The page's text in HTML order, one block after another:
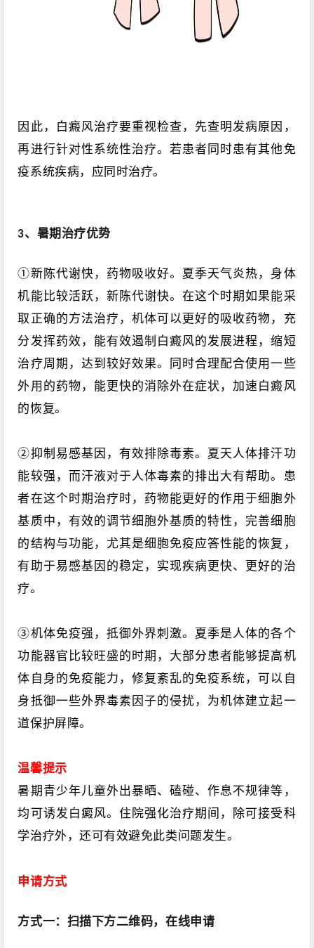
因此，白癜风治疗要重视检查，先查明发病原因，
再进行针对性系统性治疗。若患者同时患有其他免
疫系统疾病，应同时治疗。
3、暑期治疗优势
①新陈代谢快，药物吸收好。夏季天气炎热，身体
机能比较活跃，新陈代谢快。在这个时期如果能采
取正确的方法治疗，机体可以更好的吸收药物，充
分发挥药效，能有效遏制白癜风的发展进程，缩短
治疗周期，达到较好效果。同时合理配合使用一些
外用的药物，能更快的消除外在症状，加速白癜风
的恢复。
②抑制易感基因，有效排除毒素。夏天人体排汗功
能较强，而汗液对于人体毒素的排出大有帮助。患
者在这个时期治疗时，药物能更好的作用于细胞外
基质中，有效的调节细胞外基质的特性，完善细胞
的结构与功能，尤其是细胞免疫应答性能的恢复，
有助于易感基因的稳定，实现疾病更快、更好的治
疗。
③机体免疫强，抵御外界刺激。夏季是人体的各个
功能器官比较旺盛的时期，大部分患者能够提高机
体自身的免疫能力，修复紊乱的免疫系统，可以自
身抵御一些外界毒素因子的侵扰，为机体建立起一
道保护屏障。
温馨提示
暑期青少年儿童外出暴晒、磕碰、作息不规律等，
均可诱发白癜风。住院强化治疗期间，除可接受科
学治疗外，还可有效避免此类问题发生。
申请方式
方式一：扫描下方二维码，在线申请